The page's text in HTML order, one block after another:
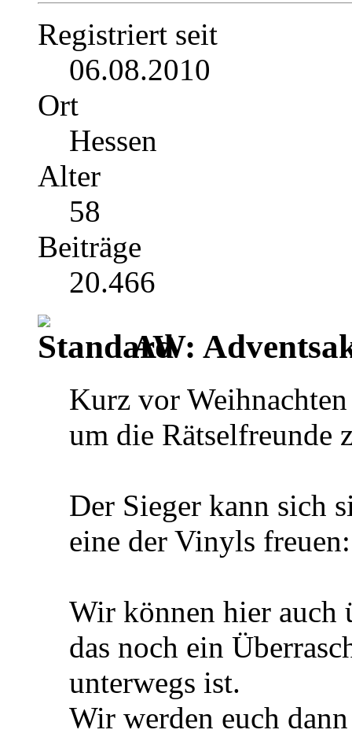
Registriert seit
06.08.2010
Ort
Hessen
Alter
58
Beiträge
20.466
AW:
Kurz vor
um die Rätselfreunde
Der Sieger kann sich
eine der Vinyls freuen:
Wir können hier auch
das noch ein
unterwegs ist.
Wir werden euch